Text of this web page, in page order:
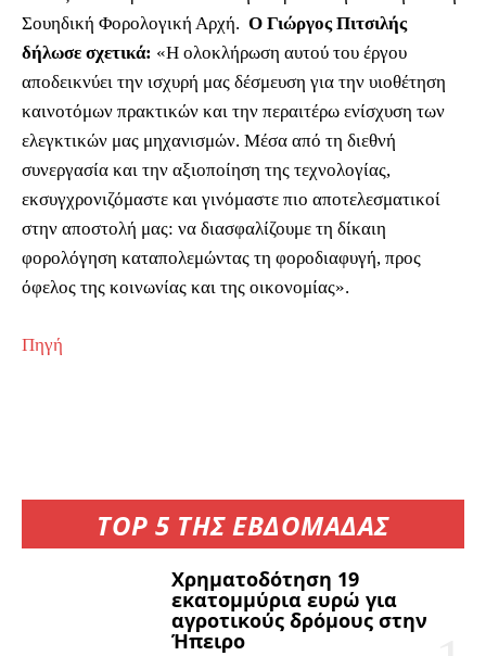
TOP 5 ΤΗΣ ΕΒΔΟΜΑΔΑΣ
Χρηματοδότηση 19
εκατομμύρια ευρώ για
αγροτικούς δρόμους στην
Ήπειρο
Σουηδική Φορολογική Αρχή. Ο Γιώργος Πιτσιλής
δήλωσε σχετικά: «Η ολοκλήρωση αυτού του έργου
αποδεικνύει την ισχυρή μας δέσμευση για την υιοθέτηση
καινοτόμων πρακτικών και την περαιτέρω ενίσχυση των
ελεγκτικών μας μηχανισμών. Μέσα από τη διεθνή
συνεργασία και την αξιοποίηση της τεχνολογίας,
εκσυγχρονιζόμαστε και γινόμαστε πιο αποτελεσματικοί
στην αποστολή μας: να διασφαλίζουμε τη δίκαιη
φορολόγηση καταπολεμώντας τη φοροδιαφυγή, προς
όφελος της κοινωνίας και της οικονομίας».
Πηγή